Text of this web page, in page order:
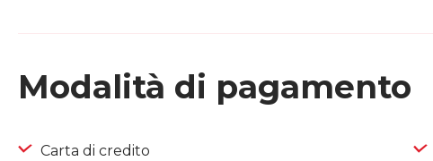
Modalità di pagamento
Carta di credito